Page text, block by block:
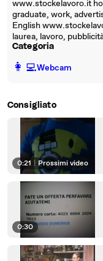
www.stockelavoro.it
graduate, work,
English
laurea, lavoro,
Categoria
️👩‍💻️Webcam
Consigliato
0:21 Prossimi video
0:30